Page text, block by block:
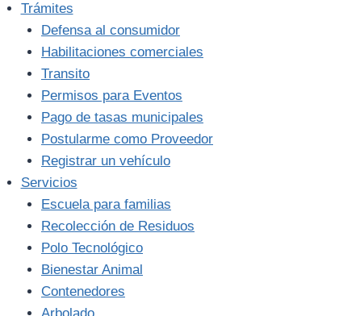
Trámites
Defensa al consumidor
Habilitaciones comerciales
Transito
Permisos para Eventos
Pago de tasas municipales
Postularme como Proveedor
Registrar un vehículo
Servicios
Escuela para familias
Recolección de Residuos
Polo Tecnológico
Bienestar Animal
Contenedores